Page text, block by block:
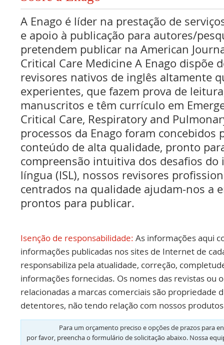
A Enago é líder na prestação de
e apoio à publicação para autores/
pretendem publicar na American
Critical Care Medicine A Enago dispõe
revisores nativos de inglês altamente
experientes, que fazem prova de
manuscritos e têm currículo em
Critical Care, Respiratory and
processos da Enago foram concebidos
conteúdo de alta qualidade, pronto
compreensão intuitiva dos desafios do
língua (ISL), nossos revisores
centrados na qualidade ajudam-nos a
prontos para publicar.
Isenção de responsabilidade: As informações aqui
informações publicadas nos sites de Internet de
responsabiliza pela atualidade, correção,
informações fornecidas. Os nomes das revistas ou
relacionadas a marcas comerciais são propriedade
detentores, não tendo relação com nossos
Para um orçamento preciso e opções de prazos para
por favor, preencha o formulário de solicitação abaixo. Nossa